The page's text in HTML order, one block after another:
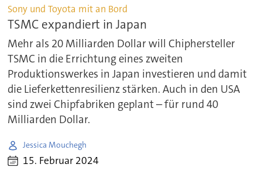
Sony und Toyota mit an Bord
TSMC expandiert in Japan
Mehr als 20 Milliarden Dollar will Chiphersteller
TSMC in die Errichtung eines zweiten
Produktionswerkes in Japan investieren und damit
die Lieferkettenresilienz stärken. Auch in den USA
sind zwei Chipfabriken geplant – für rund 40
Milliarden Dollar.
Jessica Mouchegh
15. Februar 2024